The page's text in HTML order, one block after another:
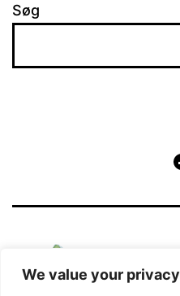
We value your privacy
Søg